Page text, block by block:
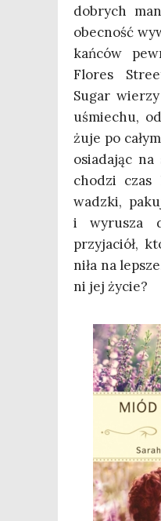
dobrych
obec­ność
kań­ców
Flo­res
Sugar
uśmie­chu,
żu­je po
osia­da­jąc
cho­dzi
wadz­ki,
i wyru­sza
przy­ja­ciół,
ni­ła na
ni jej życie?